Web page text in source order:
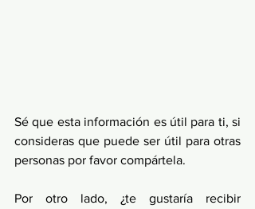
Sé que esta información es útil para ti, si
consideras que puede ser útil para otras
personas por favor compártela.
Por otro lado, ¿te gustaría recibir